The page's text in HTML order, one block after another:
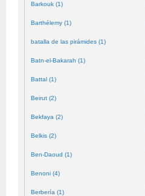
Barkouk (1)
Barthélemy (1)
batalla de las pirámides (1)
Batn-el-Bakarah (1)
Battal (1)
Beirut (2)
Bekfaya (2)
Belkis (2)
Ben-Daoud (1)
Benoni (4)
Berbería (1)